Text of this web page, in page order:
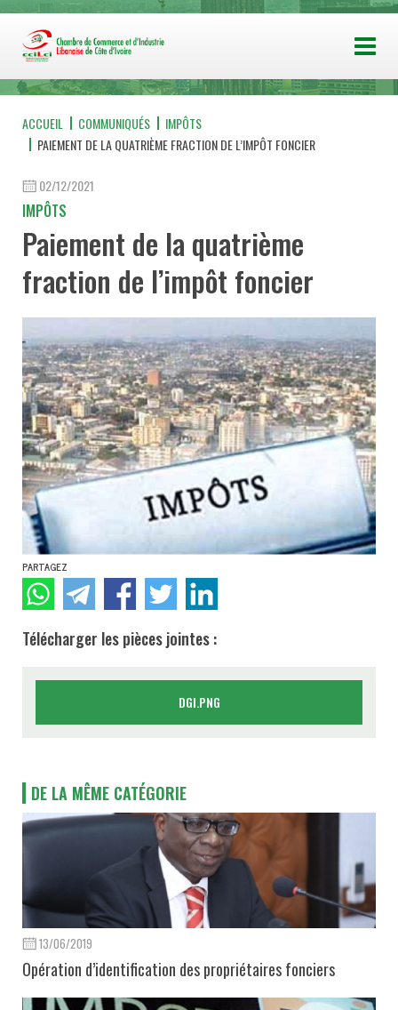
ACCUEIL COMMUNIQUÉS
IMPÔTS
PAIEMENT DE LA QUATRIÈME FRACTION DE L’IMPÔT FONCIER
02/12/2021
IMPÔTS
Paiement de la quatrième
fraction de l’impôt foncier
PARTAGEZ
Télécharger les pièces jointes :
DGI.PNG
DE LA MÊME CATÉGORIE
13/06/2019
Opération d’identification des propriétaires fonciers